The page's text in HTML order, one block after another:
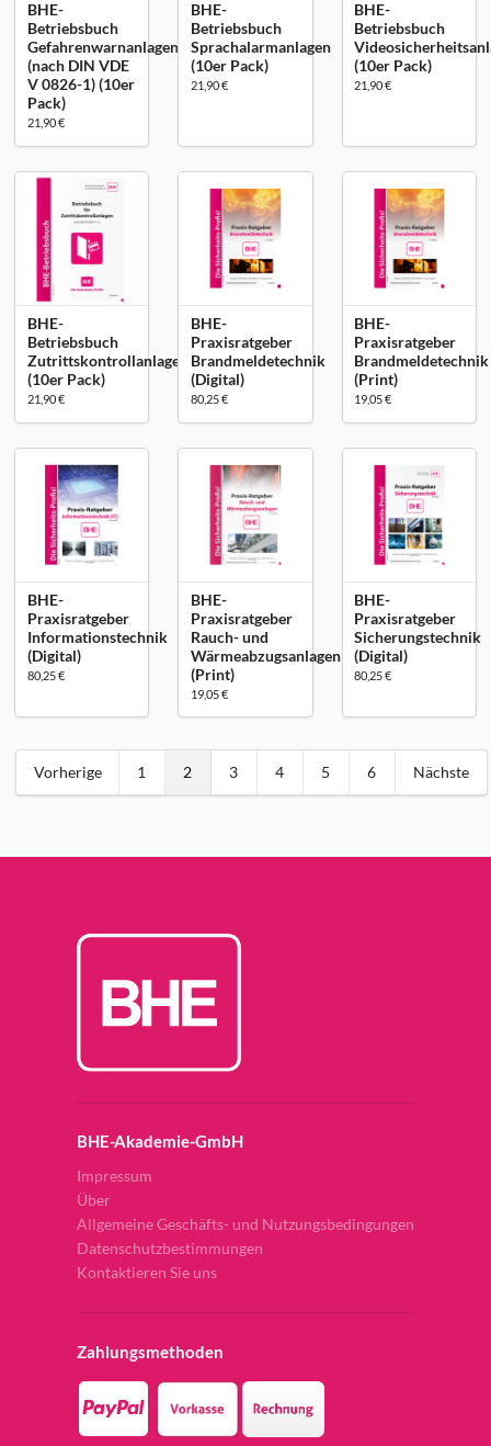
BHE-
Betriebsbuch
Gefahrenwarnanlagen
(nach DIN VDE
V 0826-1) (10er
Pack)
21,90 €
BHE-
Betriebsbuch
Sprachalarmanlagen
(10er Pack)
21,90 €
BHE-
Betriebsbuch
(10er Pack)
21,90 €
BHE-
Betriebsbuch
Zutrittskontrollanlagen
(10er Pack)
21,90 €
BHE-
Praxisratgeber
Brandmeldetechnik
(Digital)
80,25 €
BHE-
Praxisratgeber
Brandmeldetechnik
(Print)
19,05 €
BHE-
Praxisratgeber
Informationstechnik
(Digital)
80,25 €
BHE-
Praxisratgeber
Rauch- und
Wärmeabzugsanlagen
(Print)
19,05 €
BHE-
Praxisratgeber
Sicherungstechnik
(Digital)
80,25 €
Vorherige 1 2 3 4 5 6 Nächste
BHE-Akademie-GmbH
Impressum
Über
Allgemeine Geschäfts- und Nutzungsbedingungen
Datenschutzbestimmungen
Kontaktieren Sie uns
Zahlungsmethoden